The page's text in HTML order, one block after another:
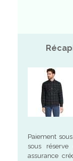
Paiement
sous
assurance